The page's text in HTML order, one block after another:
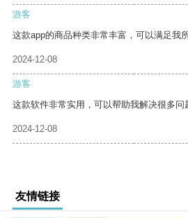
游客
这款app的商品种类非常丰富，可以满足我
2024-12-08
游客
这款软件非常实用，可以帮助我解决很多问
2024-12-08
友情链接